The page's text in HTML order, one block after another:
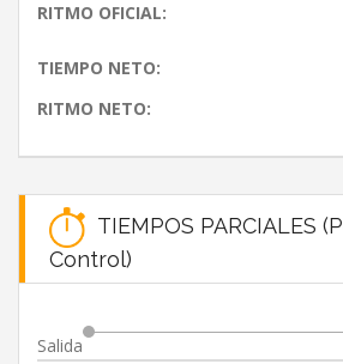
RITMO OFICIAL:
TIEMPO NETO:
RITMO NETO:
TIEMPOS PARCIALES
Control)
Salida